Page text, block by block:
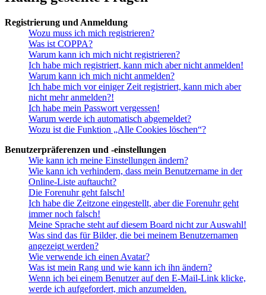
Registrierung und Anmeldung
Wozu muss ich mich registrieren?
Was ist COPPA?
Warum kann ich mich nicht registrieren?
Ich habe mich registriert, kann mich aber nicht anmelden!
Warum kann ich mich nicht anmelden?
Ich habe mich vor einiger Zeit registriert, kann mich aber
nicht mehr anmelden?!
Ich habe mein Passwort vergessen!
Warum werde ich automatisch abgemeldet?
Wozu ist die Funktion „Alle Cookies löschen“?
Benutzerpräferenzen und -einstellungen
Wie kann ich meine Einstellungen ändern?
Wie kann ich verhindern, dass mein Benutzername in der
Online-Liste auftaucht?
Die Forenuhr geht falsch!
Ich habe die Zeitzone eingestellt, aber die Forenuhr geht
immer noch falsch!
Meine Sprache steht auf diesem Board nicht zur Auswahl!
Was sind das für Bilder, die bei meinem Benutzernamen
angezeigt werden?
Wie verwende ich einen Avatar?
Was ist mein Rang und wie kann ich ihn ändern?
Wenn ich bei einem Benutzer auf den E-Mail-Link klicke,
werde ich aufgefordert, mich anzumelden.